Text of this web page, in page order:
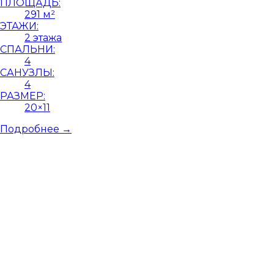
ПЛОЩАДЬ:
291 м²
ЭТАЖИ:
2 этажа
СПАЛЬНИ:
4
САНУЗЛЫ:
4
РАЗМЕР:
20×11
Подробнее →